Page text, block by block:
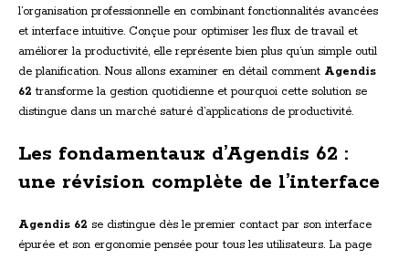
l’organisation professionnelle en combinant fonctionnalités avancées
et interface intuitive. Conçue pour optimiser les flux de travail et
améliorer la productivité, elle représente bien plus qu’un simple outil
de planification. Nous allons examiner en détail comment Agendis
62 transforme la gestion quotidienne et pourquoi cette solution se
distingue dans un marché saturé d’applications de productivité.
Les fondamentaux d’Agendis 62 :
une révision complète de l’interface
Agendis 62 se distingue dès le premier contact par son interface
épurée et son ergonomie pensée pour tous les utilisateurs. La page